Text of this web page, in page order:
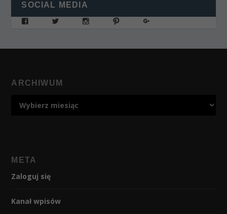
SOCIAL MEDIA
ARCHIWUM
META
Zaloguj się
Kanał wpisów